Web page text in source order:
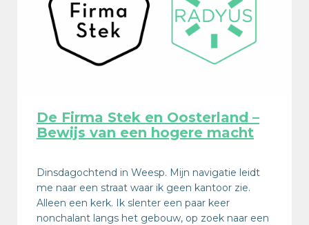
De Firma Stek en Oosterland –
Bewijs van een hogere macht
Dinsdagochtend in Weesp. Mijn navigatie leidt
me naar een straat waar ik geen kantoor zie.
Alleen een kerk. Ik slenter een paar keer
nonchalant langs het gebouw, op zoek naar een